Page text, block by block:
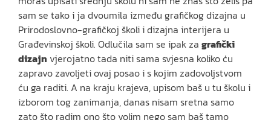
sam se tako i ja dvoumila između grafičkog dizajna u
Prirodoslovno-grafičkoj školi i dizajna interijera u
Građevinskoj školi. Odlučila sam se ipak za grafički
dizajn vjerojatno tada niti sama svjesna koliko ću
zapravo zavoljeti ovaj posao i s kojim zadovoljstvom
ću ga raditi. A na kraju krajeva, upisom baš u tu školu i
izborom tog zanimanja, danas nisam sretna samo
zato što radim ono što volim nego sam baš tamo